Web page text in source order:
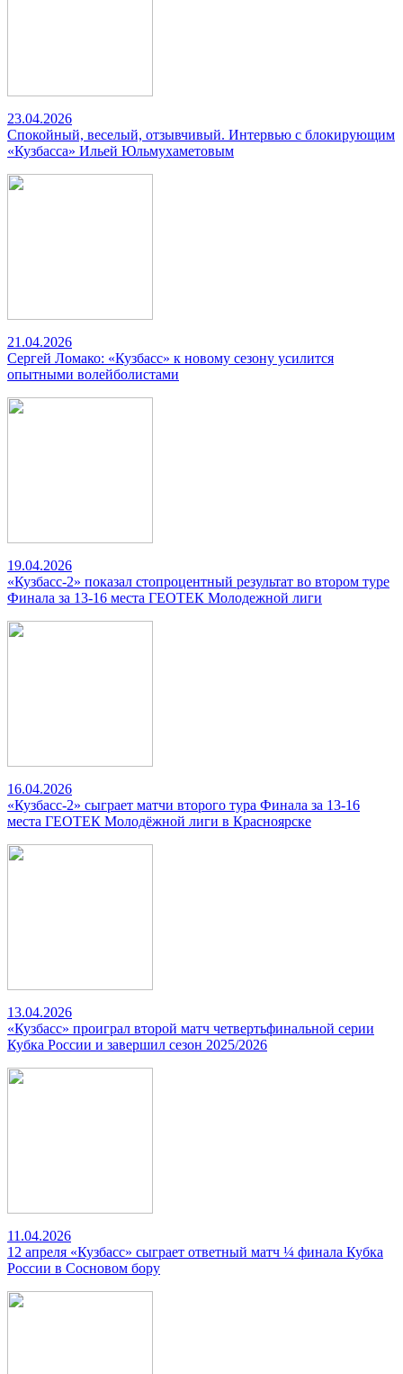
23.04.2026
Спокойный, веселый, отзывчивый. Интервью с блокирующим
«Кузбасса» Ильей Юльмухаметовым
21.04.2026
Сергей Ломако: «Кузбасс» к новому сезону усилится
опытными волейболистами
19.04.2026
«Кузбасс-2» показал стопроцентный результат во втором туре
Финала за 13-16 места ГЕОТЕК Молодежной лиги
16.04.2026
«Кузбасс-2» сыграет матчи второго тура Финала за 13-16
места ГЕОТЕК Молодёжной лиги в Красноярске
13.04.2026
«Кузбасс» проиграл второй матч четвертьфинальной серии
Кубка России и завершил сезон 2025/2026
11.04.2026
12 апреля «Кузбасс» сыграет ответный матч ¼ финала Кубка
России в Сосновом бору